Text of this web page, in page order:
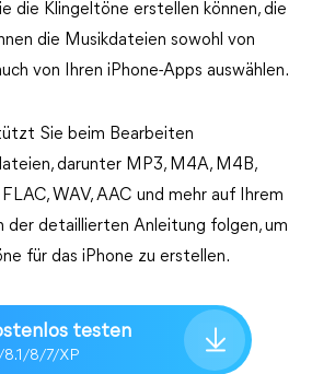
die Klingeltöne erstellen können, die
die Musikdateien sowohl von
von Ihren iPhone-Apps auswählen.
Sie beim Bearbeiten
darunter MP3, M4A, M4B,
WAV, AAC und mehr auf Ihrem
der detaillierten Anleitung folgen, um
für das iPhone zu erstellen.
testen
8.1/8/7/XP